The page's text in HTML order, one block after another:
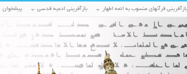
بازآفرینی قرآنهای منسوب به ائمه اطهار بازآفرینی ادعیه قدسی پیشخوان